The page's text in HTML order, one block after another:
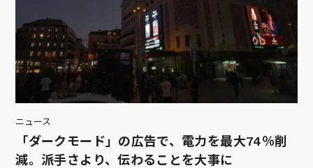
ニュース
「ダークモード」の広告で、電力を最大74％削
減。派手さより、伝わることを大事に